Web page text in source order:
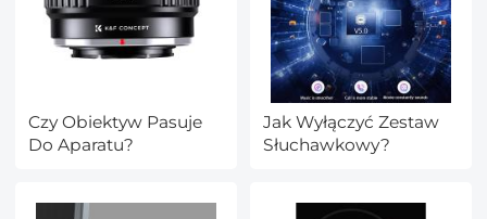
Czy Obiektyw Pasuje
Do Aparatu?
Jak Wyłączyć Zestaw
Słuchawkowy?